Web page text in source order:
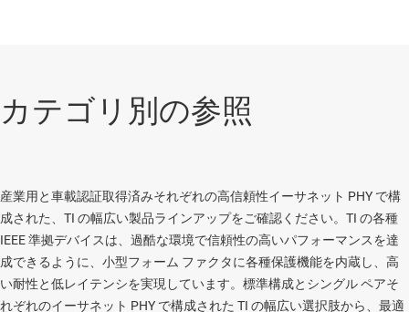
カテゴリ別の参照
産業用と車載認証取得済みそれぞれの高信頼性イーサネット PHY で構
成された、TI の幅広い製品ラインアップをご確認ください。TI の各種
IEEE 準拠デバイスは、過酷な環境で信頼性の高いパフォーマンスを達
成できるように、小型フォーム ファクタに各種保護機能を内蔵し、高
い耐性と低レイテンシを実現しています。標準構成とシングル ペアそ
れぞれのイーサネット PHY で構成された TI の幅広い選択肢から、最適